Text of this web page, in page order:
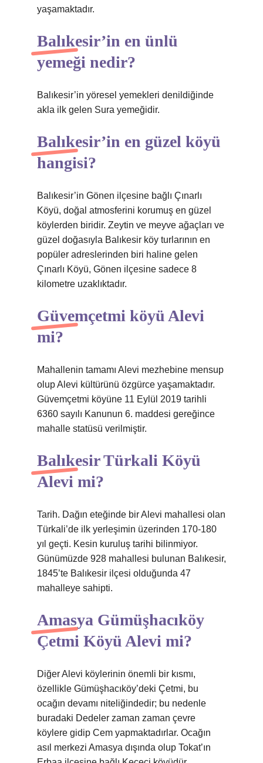
yaşamaktadır.
Balıkesir’in en ünlü
yemeği nedir?
Balıkesir’in yöresel yemekleri denildiğinde
akla ilk gelen Sura yemeğidir.
Balıkesir’in en güzel köyü
hangisi?
Balıkesir’in Gönen ilçesine bağlı Çınarlı
Köyü, doğal atmosferini korumuş en güzel
köylerden biridir. Zeytin ve meyve ağaçları ve
güzel doğasıyla Balıkesir köy turlarının en
popüler adreslerinden biri haline gelen
Çınarlı Köyü, Gönen ilçesine sadece 8
kilometre uzaklıktadır.
Güvemçetmi köyü Alevi
mi?
Mahallenin tamamı Alevi mezhebine mensup
olup Alevi kültürünü özgürce yaşamaktadır.
Güvemçetmi köyüne 11 Eylül 2019 tarihli
6360 sayılı Kanunun 6. maddesi gereğince
mahalle statüsü verilmiştir.
Balıkesir Türkali Köyü
Alevi mi?
Tarih. Dağın eteğinde bir Alevi mahallesi olan
Türkali’de ilk yerleşimin üzerinden 170-180
yıl geçti. Kesin kuruluş tarihi bilinmiyor.
Günümüzde 928 mahallesi bulunan Balıkesir,
1845’te Balıkesir ilçesi olduğunda 47
mahalleye sahipti.
Amasya Gümüşhacıköy
Çetmi Köyü Alevi mi?
Diğer Alevi köylerinin önemli bir kısmı,
özellikle Gümüşhacıköy’deki Çetmi, bu
ocağın devamı niteliğindedir; bu nedenle
buradaki Dedeler zaman zaman çevre
köylere gidip Cem yapmaktadırlar. Ocağın
asıl merkezi Amasya dışında olup Tokat’ın